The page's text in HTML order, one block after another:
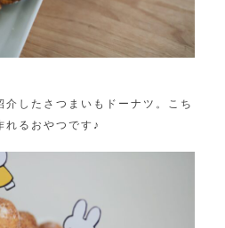
介したさつまいもドーナツ。こち
れるおやつです♪